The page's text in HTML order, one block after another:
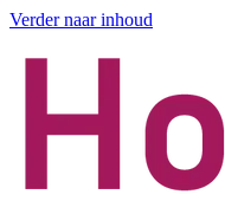
Verder naar inhoud